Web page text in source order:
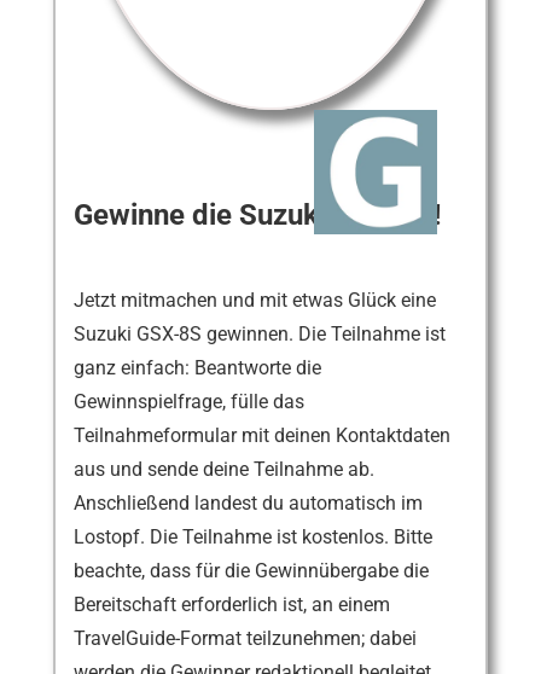
Gewinne die Suzuki GSX-8S!
Jetzt mitmachen und mit etwas Glück eine
Suzuki GSX-8S gewinnen. Die Teilnahme ist
ganz einfach: Beantworte die
Gewinnspielfrage, fülle das
Teilnahmeformular mit deinen Kontaktdaten
aus und sende deine Teilnahme ab.
Anschließend landest du automatisch im
Lostopf. Die Teilnahme ist kostenlos. Bitte
beachte, dass für die Gewinnübergabe die
Bereitschaft erforderlich ist, an einem
TravelGuide-Format teilzunehmen; dabei